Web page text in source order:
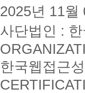
2025년 11월
사단법인 :
한국웹접근